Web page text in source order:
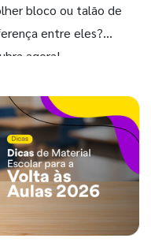
bloco ou talão de
entre eles?
agora!